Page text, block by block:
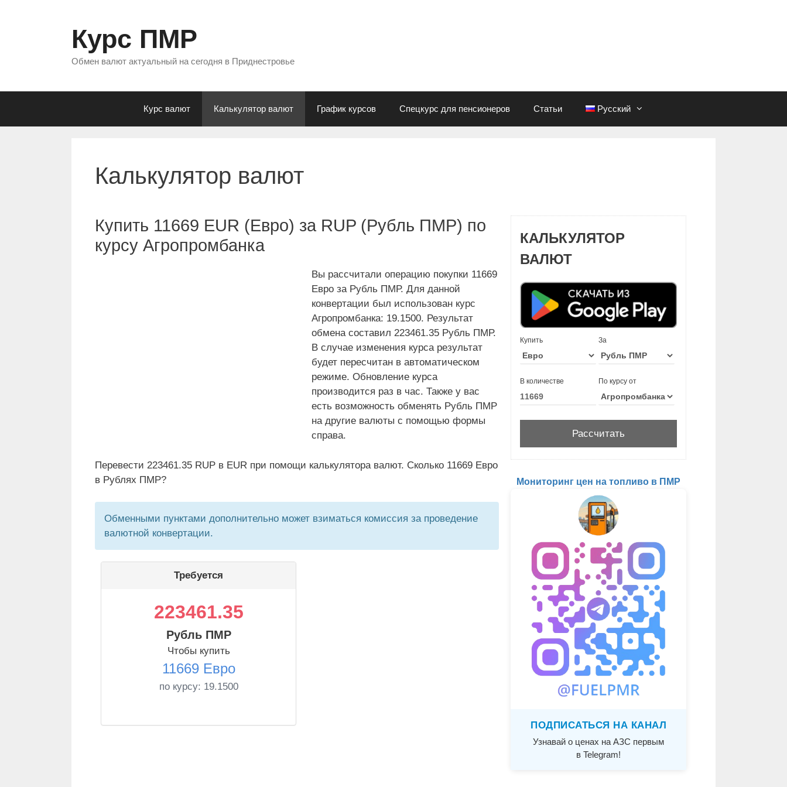
Курс ПМР
Обмен валют актуальный на сегодня в Приднестровье
Курс валют Калькулятор валют График курсов Спецкурс для пенсионеров Статьи Русский
Калькулятор валют
Купить 11669 EUR (Евро) за RUP (Рубль ПМР) по
курсу Агропромбанка
Вы рассчитали операцию покупки 11669
Евро за Рубль ПМР. Для данной
конвертации был использован курс
Агропромбанка: 19.1500. Результат
обмена составил 223461.35 Рубль ПМР.
В случае изменения курса результат
будет пересчитан в автоматическом
режиме. Обновление курса
производится раз в час. Также у вас
есть возможность обменять Рубль ПМР
на другие валюты с помощью формы
справа.
Перевести 223461.35 RUP в EUR при помощи калькулятора валют. Сколько 11669 Евро
в Рублях ПМР?
Обменными пунктами дополнительно может взиматься комиссия за проведение
валютной конвертации.
Требуется
223461.35
Рубль ПМР
Чтобы купить
11669 Евро
по курсу: 19.1500
КАЛЬКУЛЯТОР
ВАЛЮТ
Купить За
В количестве По курсу от
Мониторинг цен на топливо в ПМР
ПОДПИСАТЬСЯ НА КАНАЛ
Узнавай о ценах на АЗС первым
в Telegram!